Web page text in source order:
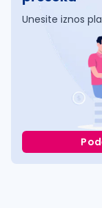
Unesite iznos